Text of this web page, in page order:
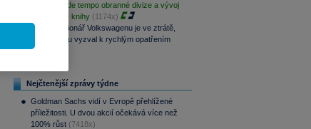
Klíčové bude tempo obranné divize a vývoj
zakázkové knihy (1174x)
Hlavní akcionář Volkswagenu je ve ztrátě,
automobilku vyzval k rychlým opatřením
(1115x)
Nejčtenější zprávy týdne
Goldman Sachs vidí v Evropě přehlížené
příležitosti. U dvou akcií očekává více než
100% růst (7418x)